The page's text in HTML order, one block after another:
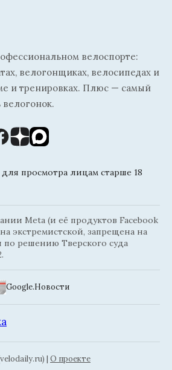
велоспорте:
велогонщиках, велосипедах и
и тренировках. Плюс — самый
просмотра лицам старше 18
Meta (и её продуктов Facebook
экстремистской, запрещена на
решению Тверского суда
Google.Новости
| О проекте